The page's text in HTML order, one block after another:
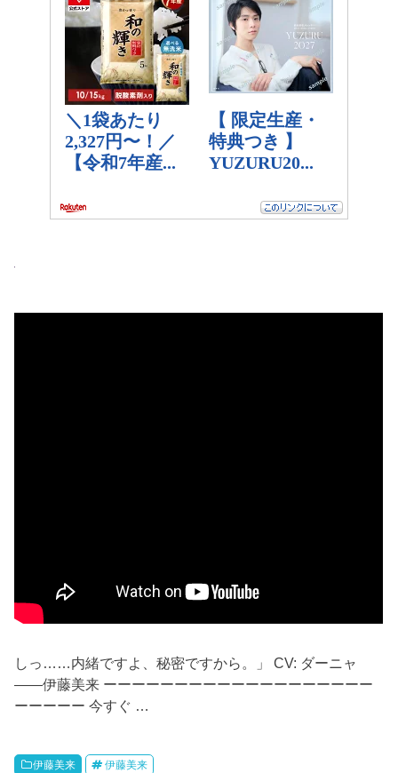
しっ……内緒ですよ、秘密ですから。」 CV: ダーニャ
——伊藤美来 ーーーーーーーーーーーーーーーーーーー
ーーーーー 今すぐ …
伊藤美来 伊藤美来